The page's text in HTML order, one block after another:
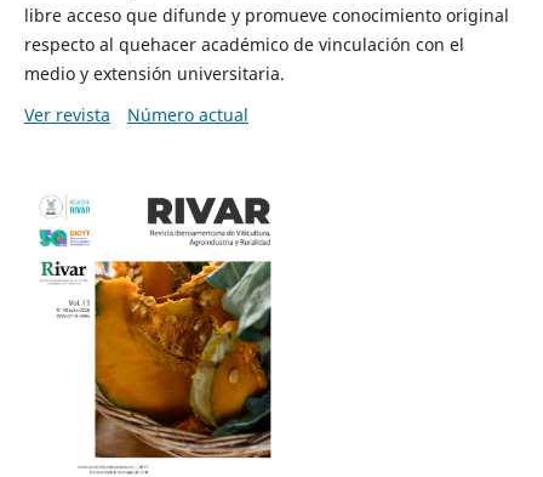
libre acceso que difunde y promueve conocimiento original
respecto al quehacer académico de vinculación con el
medio y extensión universitaria.
Ver revista
Número actual